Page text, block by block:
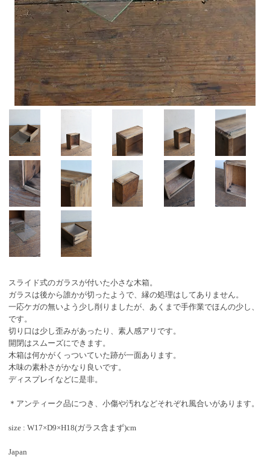
スライド式のガラスが付いた小さな木箱。
ガラスは後から誰かが切ったようで、縁の処理はしてありません。
一応ケガの無いよう少し削りましたが、あくまで手作業でほんの少し、
です。
切り口は少し歪みがあったり、素人感アリです。
開閉はスムーズにできます。
木箱は何かがくっついていた跡が一面あります。
木味の素朴さがかなり良いです。
ディスプレイなどに是非。
＊アンティーク品につき、小傷や汚れなどそれぞれ風合いがあります。
size : W17×D9×H18(ガラス含まず)cm
Japan